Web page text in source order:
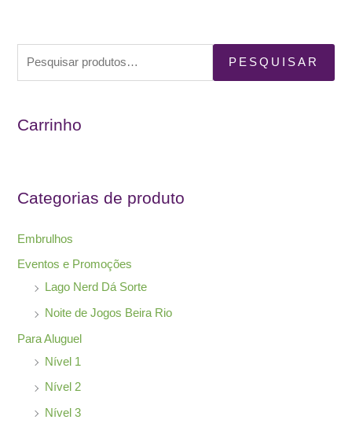
q
s
r
p
PESQUISAR
Carrinho
Categorias de produto
Embrulhos
Eventos e Promoções
Lago Nerd Dá Sorte
Noite de Jogos Beira Rio
Para Aluguel
Nível 1
Nível 2
Nível 3